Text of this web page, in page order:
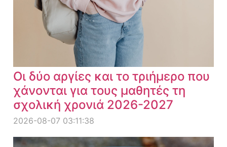
Οι δύο αργίες και το τριήμερο που
χάνονται για τους μαθητές τη
σχολική χρονιά 2026-2027
2026-08-07 03:11:38